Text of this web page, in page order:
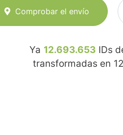
Comprobar el envío
Ya 12.693.653 IDs
transformadas en